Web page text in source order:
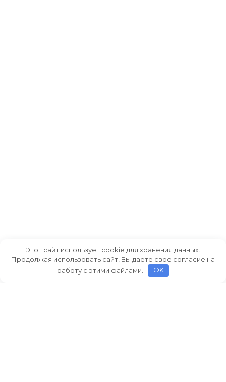
Этот сайт использует cookie для хранения данных.
Продолжая использовать сайт, Вы даете свое согласие на
работу с этими файлами.
OK